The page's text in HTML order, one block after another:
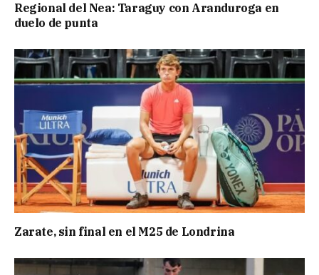
Regional del Nea: Taraguy con Aranduroga en
duelo de punta
Zarate, sin final en el M25 de Londrina